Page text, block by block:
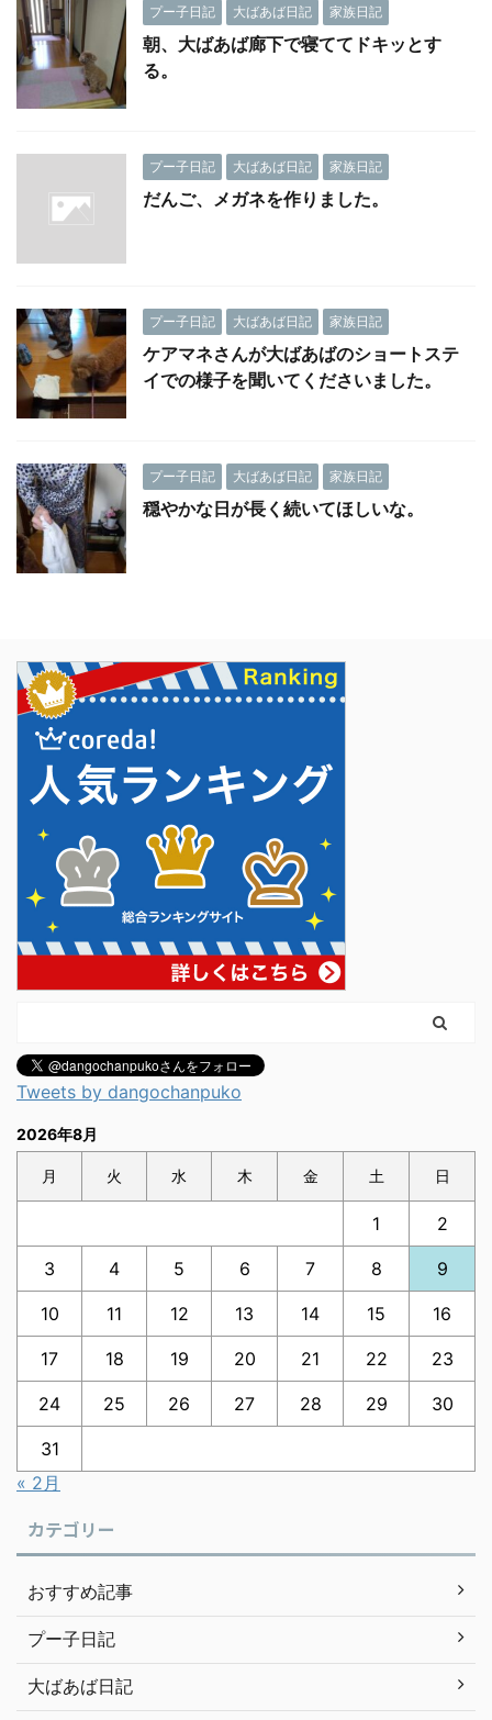
プー子日記 大ばあば日記 家族日記
朝、大ばあば廊下で寝ててドキッとす
る。
プー子日記 大ばあば日記 家族日記
だんご、メガネを作りました。
プー子日記 大ばあば日記 家族日記
ケアマネさんが大ばあばのショートステ
イでの様子を聞いてくださいました。
プー子日記 大ばあば日記 家族日記
穏やかな日が長く続いてほしいな。
Tweets by dangochanpuko
2026年8月
月 火 水 木 金 土 日
1 2
3 4 5 6 7 8 9
10 11 12 13 14 15 16
17 18 19 20 21 22 23
24 25 26 27 28 29 30
31
« 2月
カテゴリー
おすすめ記事
プー子日記
大ばあば日記